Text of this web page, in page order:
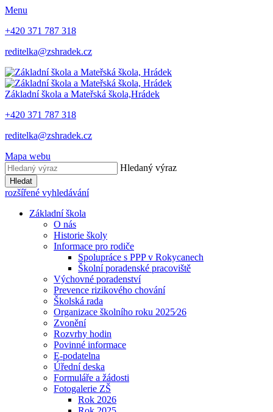
Menu
+420 371 787 318
reditelka@zshradek.cz
Základní škola a Mateřská škola,Hrádek
+420 371 787 318
reditelka@zshradek.cz
Mapa webu
Hledaný výraz
Hledat
rozšířené vyhledávání
Základní škola
O nás
Historie školy
Informace pro rodiče
Spolupráce s PPP v Rokycanech
Školní poradenské pracoviště
Výchovné poradenství
Prevence rizikového chování
Školská rada
Organizace školního roku 2025⁄26
Zvonění
Rozvrhy hodin
Povinné informace
E-podatelna
Úřední deska
Formuláře a žádosti
Fotogalerie ZŠ
Rok 2026